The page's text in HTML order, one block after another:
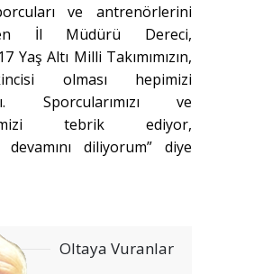
ve antrenörlerini
İl Müdürü Dereci,
Yaş Altı Milli Takımımızın,
olması hepimizi
Sporcularımızı ve
tebrik ediyor,
devamını diliyorum” diye
Oltaya Vuranlar